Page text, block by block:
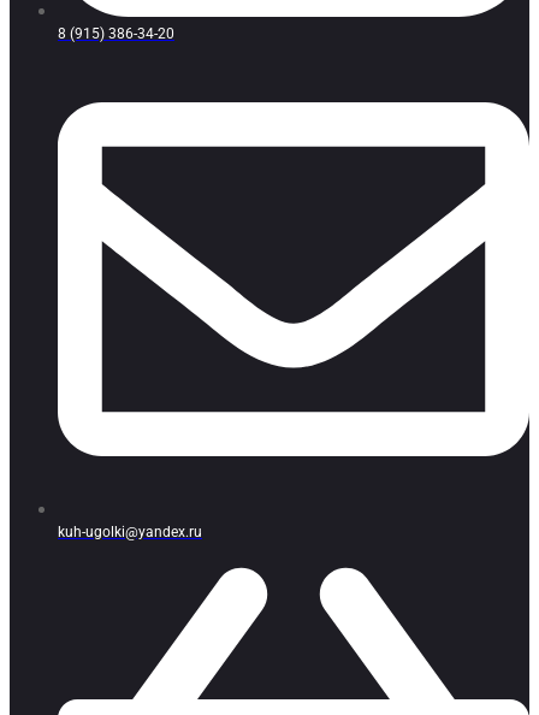
8 (915) 386-34-20
kuh-ugolki@yandex.ru